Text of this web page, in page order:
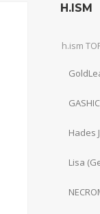
H.ISM
h.ism
Hades
Lisa